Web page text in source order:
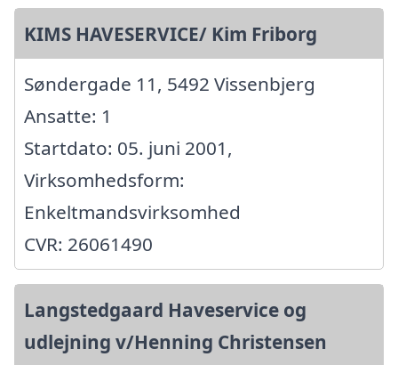
KIMS HAVESERVICE/ Kim Friborg
Søndergade 11, 5492 Vissenbjerg
Ansatte: 1
Startdato: 05. juni 2001,
Virksomhedsform:
Enkeltmandsvirksomhed
CVR: 26061490
Langstedgaard Haveservice og
udlejning v/Henning Christensen